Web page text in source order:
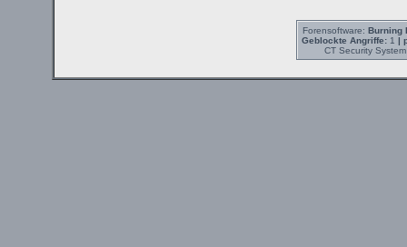
Forensoftware: Burning
Geblockte Angriffe:1 |
CT Security